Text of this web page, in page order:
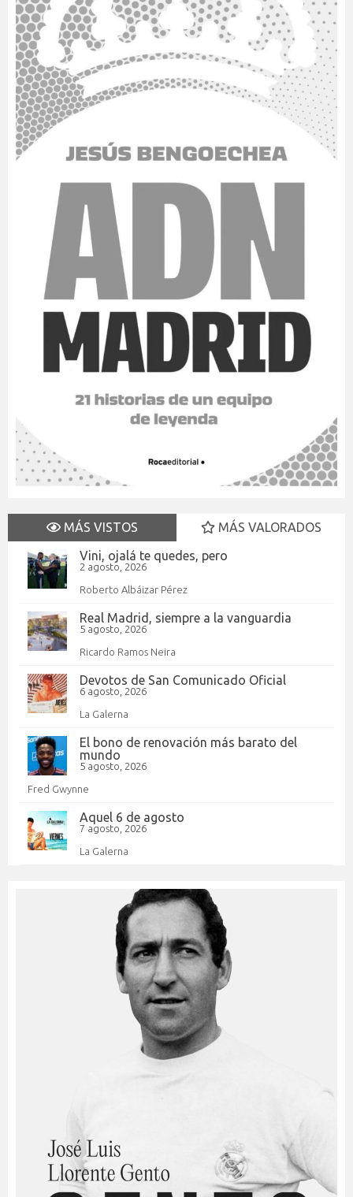
MÁS VISTOS
MÁS VALORADOS
Vini, ojalá te quedes, pero
2 agosto, 2026
Roberto Albáizar Pérez
Real Madrid, siempre a la vanguardia
5 agosto, 2026
Ricardo Ramos Neira
Devotos de San Comunicado Oficial
6 agosto, 2026
La Galerna
El bono de renovación más barato del
mundo
5 agosto, 2026
Fred Gwynne
Aquel 6 de agosto
7 agosto, 2026
La Galerna